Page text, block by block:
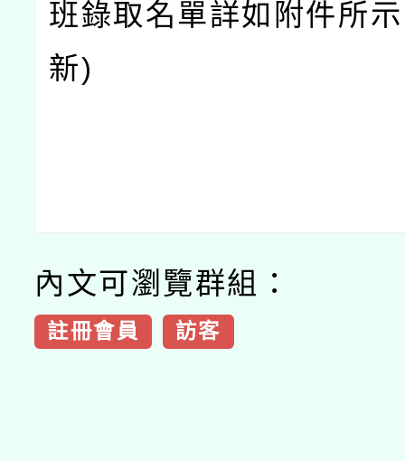
班錄取名單詳如附件所
新)
內文可瀏覽群組：
註冊會員 訪客